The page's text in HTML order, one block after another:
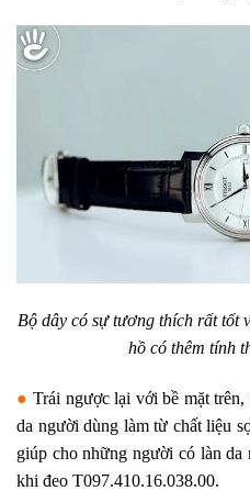
Bộ dây có sự tương thích rất tốt
hồ có thêm tính
● Trái ngược lại với bề mặt
da người dùng làm từ chất liệu
giúp cho những người có làn
khi đeo T097.410.16.038.00.